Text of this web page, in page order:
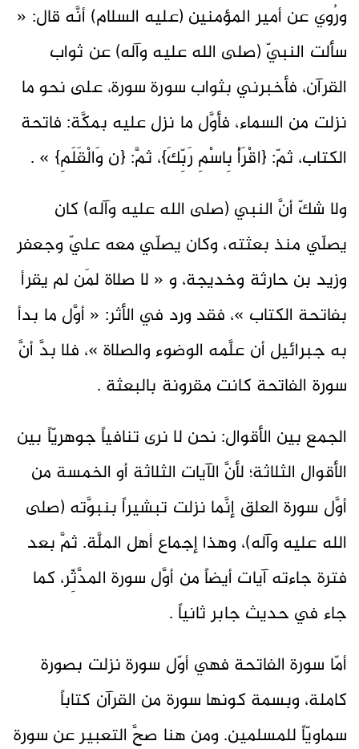
ورُوي عن أمير المؤمنين (عليه السلام) أنَّه قال: «
سألت النبيّ (صلى الله عليه وآله) عن ثواب
القرآن، فأخبرني بثواب سورة سورة، على نحو ما
نزلت من السماء، فأوَّل ما نزل عليه بمكَّة: فاتحة
الكتاب، ثمّ: {اقْرَأْ بِاسْمِ رَبِّكَ}، ثمَّ: {ن وَالْقَلَمِ} » .
ولا شكّ أنَّ النبي (صلى الله عليه وآله) كان
يصلّي منذ بعثته، وكان يصلّي معه عليّ وجعفر
وزيد بن حارثة وخديجة، و « لا صلاة لمَن لم يقرأ
بفاتحة الكتاب »، فقد ورد في الأثر: « أوَّل ما بدأ
به جبرائيل أن علَّمه الوضوء والصلاة »، فلا بدَّ أنَّ
سورة الفاتحة كانت مقرونة بالبعثة .
الجمع بين الأقوال: نحن لا نرى تنافياً جوهريّاً بين
الأقوال الثلاثة؛ لأنَّ الآيات الثلاثة أو الخمسة من
أوَّل سورة العلق إنَّما نزلت تبشيراً بنبوَّته (صلى
الله عليه وآله)، وهذا إجماع أهل الملَّة. ثمَّ بعد
فترة جاءته آيات أيضاً من أوَّل سورة المدَّثِّر، كما
جاء في حديث جابر ثانياً .
أمّا سورة الفاتحة فهي أوّل سورة نزلت بصورة
كاملة، وبسمة كونها سورة من القرآن كتاباً
سماويّاً للمسلمين. ومن هنا صحَّ التعبير عن سورة